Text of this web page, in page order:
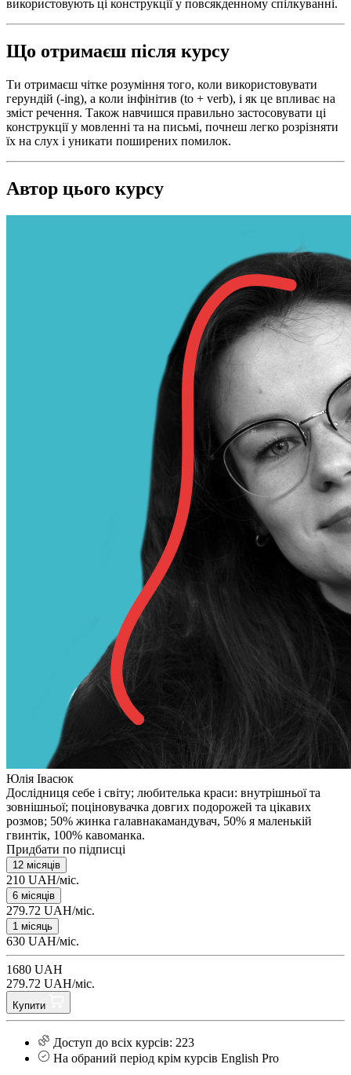
використовують ці конструкції у повсякденному спілкуванні.
Що отримаєш після курсу
Ти отримаєш чітке розуміння того, коли використовувати
герундій (-ing), а коли інфінітив (to + verb), і як це впливає на
зміст речення. Також навчишся правильно застосовувати ці
конструкції у мовленні та на письмі, почнеш легко розрізняти
їх на слух і уникати поширених помилок.
Автор цього курсу
Юлія Івасюк
Дослідниця себе і світу; любителька краси: внутрішньої та
зовнішньої; поціновувачка довгих подорожей та цікавих
розмов; 50% жинка галавнакамандувач, 50% я маленькій
гвинтік, 100% кавоманка.
Придбати по підписці
12 місяців
210 UAH/міс.
6 місяців
279.72 UAH/міс.
1 місяць
630 UAH/міс.
1680 UAH
279.72 UAH/міс.
Купити
Доступ до всіх курсів: 223
На обраний період крім курсів English Pro